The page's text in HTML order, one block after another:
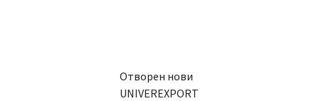
Отворен нови
UNIVEREXPORT